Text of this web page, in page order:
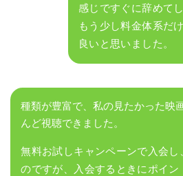
感じですぐに辞めて
もう少し料金体系だ
良いと思いました。
種類が豊富で、私の見たかった映
んど視聴できました。
無料お試しキャンペーンで入会し
のですが、入会するときにポイン